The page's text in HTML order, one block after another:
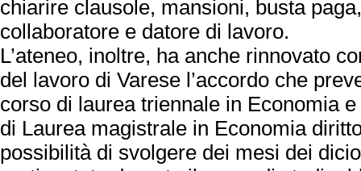
chiarire clausole, mansioni, busta
collaboratore e datore di lavoro.
L’ateneo, inoltre, ha anche rinnovato
del lavoro di Varese l’accordo che
corso di laurea triennale in Economia
di Laurea magistrale in Economia
possibilità di svolgere dei mesi dei